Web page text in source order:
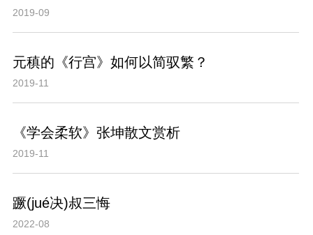
2019-09
元稹的《行宫》如何以简驭繁？
2019-11
《学会柔软》张坤散文赏析
2019-11
蹶(jué决)叔三悔
2022-08